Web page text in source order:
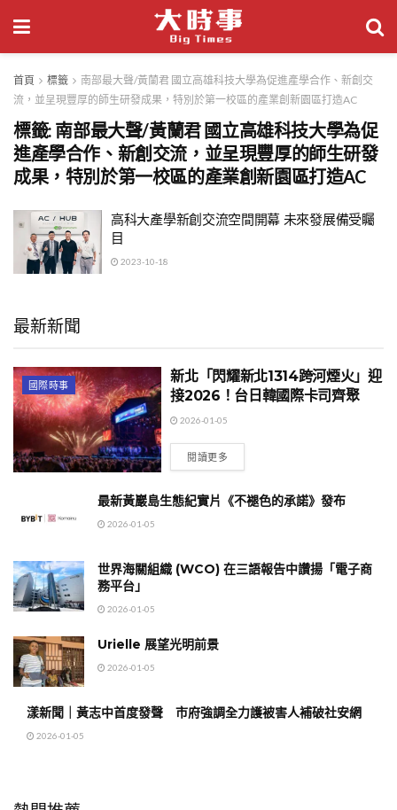
首頁 標籤
南部最大聲/黃蘭君 國立高雄科技大學為促進產學合作、新創交
流，並呈現豐厚的師生研發成果，特別於第一校區的產業創新園區打造AC
標籤: 南部最大聲/黃蘭君 國立高雄科技大學為促
進產學合作、新創交流，並呈現豐厚的師生研發
成果，特別於第一校區的產業創新園區打造AC
高科大產學新創交流空間開幕 未來發展備受矚
目
2023-10-18
最新新聞
國際時事
新北「閃耀新北1314跨河煙火」迎
接2026！台日韓國際卡司齊聚
2026-01-05
閱讀更多
最新黃巖島生態紀實片《不褪色的承諾》發布
2026-01-05
世界海關組織 (WCO) 在三語報告中讚揚「電子商
務平台」
2026-01-05
Urielle 展望光明前景
2026-01-05
漾新聞｜黃志中首度發聲 市府強調全力護被害人補破社安網
2026-01-05